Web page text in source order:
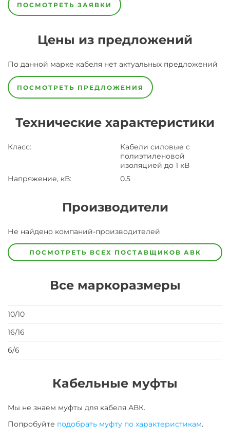
ПОСМОТРЕТЬ ЗАЯВКИ
Цены из предложений
По данной марке кабеля нет актуальных предложений
ПОСМОТРЕТЬ ПРЕДЛОЖЕНИЯ
Технические характеристики
Класс:
Кабели силовые с
полиэтиленовой
изоляцией до 1 кВ
Напряжение, кВ: 0.5
Производители
ЗаводЗавод-
предпочел
скрыть
завод
Не найдено компаний-производителей
ПОСМОТРЕТЬ ВСЕХ ПОСТАВЩИКОВ АВК
Все маркоразмеры
10/10
16/16
6/6
Кабельные муфты
Мы не знаем муфты для кабеля АВК.
Попробуйте подобрать муфту по характеристикам.